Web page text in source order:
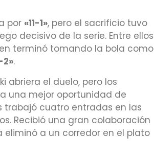
por «11-1», pero el sacrificio tuvo
decisivo de la serie. Entre ellos
terminó tomando la bola como
2».
abriera el duelo, pero los
una mejor oportunidad de
trabajó cuatro entradas en las
Recibió una gran colaboración
a un corredor en el plato